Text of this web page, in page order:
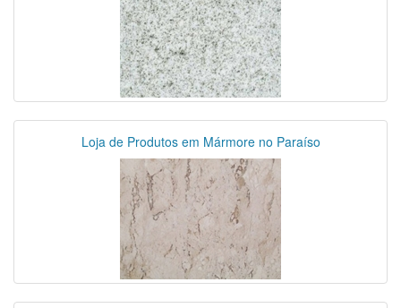
Loja de Produtos em Mármore no Paraíso